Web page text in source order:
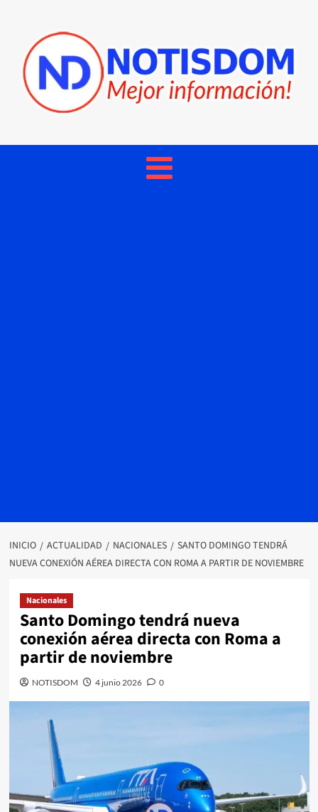
INICIO ACTUALIDAD NACIONALES
SANTO DOMINGO TENDRÁ
NUEVA CONEXIÓN AÉREA DIRECTA CON ROMA A PARTIR DE NOVIEMBRE
Nacionales
Santo Domingo tendrá nueva
conexión aérea directa con Roma a
partir de noviembre
NOTISDOM 4 junio 2026 0